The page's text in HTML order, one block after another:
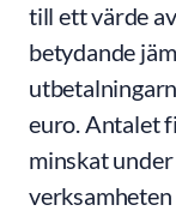
till ett värde
betydande
euro. Antalet
minskat